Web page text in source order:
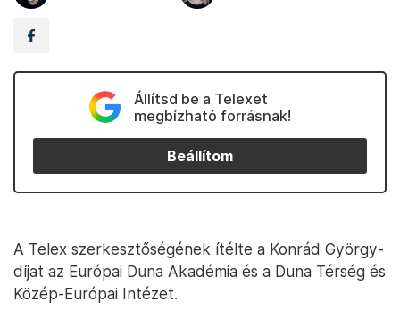
Állítsd be a Telexet
megbízható forrásnak!
Beállítom
A Telex szerkesztőségének ítélte a Konrád György-
díjat az Európai Duna Akadémia és a Duna Térség és
Közép-Európai Intézet.